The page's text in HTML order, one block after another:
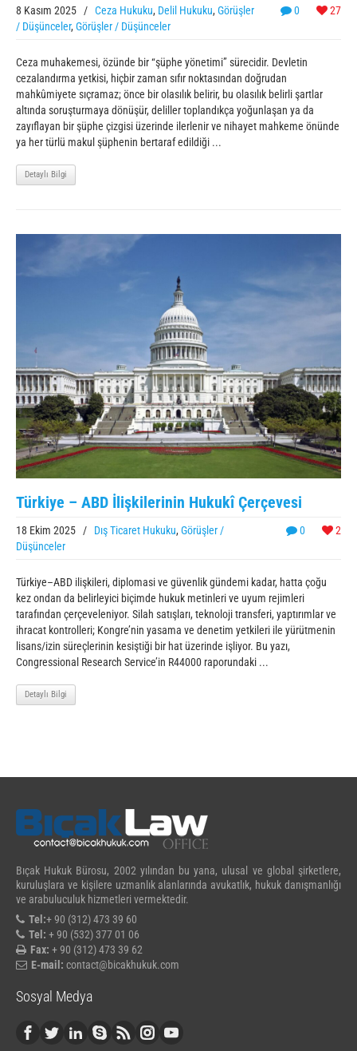
0 27
8 Kasım 2025 / Ceza Hukuku, Delil Hukuku, Görüşler
/ Düşünceler, Görüşler / Düşünceler
Ceza muhakemesi, özünde bir “şüphe yönetimi” sürecidir. Devletin
cezalandırma yetkisi, hiçbir zaman sıfır noktasından doğrudan
mahkûmiyete sıçramaz; önce bir olasılık belirir, bu olasılık belirli şartlar
altında soruşturmaya dönüşür, deliller toplandıkça yoğunlaşan ya da
zayıflayan bir şüphe çizgisi üzerinde ilerlenir ve nihayet mahkeme önünde
ya her türlü makul şüphenin bertaraf edildiği ...
Detaylı Bilgi
Türkiye – ABD İlişkilerinin Hukukî Çerçevesi
0 2
18 Ekim 2025 / Dış Ticaret Hukuku, Görüşler /
Düşünceler
Türkiye–ABD ilişkileri, diplomasi ve güvenlik gündemi kadar, hatta çoğu
kez ondan da belirleyici biçimde hukuk metinleri ve uyum rejimleri
tarafından çerçeveleniyor. Silah satışları, teknoloji transferi, yaptırımlar ve
ihracat kontrolleri; Kongre’nin yasama ve denetim yetkileri ile yürütmenin
lisans/izin süreçlerinin kesiştiği bir hat üzerinde işliyor. Bu yazı,
Congressional Research Service’in R44000 raporundaki ...
Detaylı Bilgi
Bıçak Hukuk Bürosu, 2002 yılından bu yana, ulusal ve global şirketlere,
kuruluşlara ve kişilere uzmanlık alanlarında avukatlık, hukuk danışmanlığı
ve arabuluculuk hizmetleri vermektedir.
Tel:+ 90 (312) 473 39 60
Tel: + 90 (532) 377 01 06
Fax: + 90 (312) 473 39 62
E-mail: contact@bicakhukuk.com
Sosyal Medya